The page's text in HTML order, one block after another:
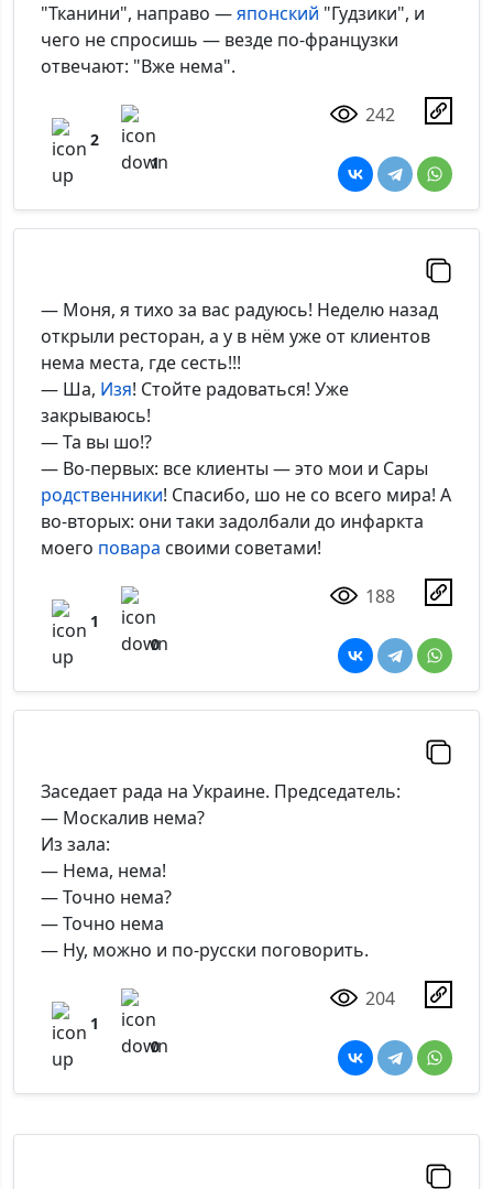
"Тканини", направо —японский "Гудзики", и
чего не спросишь — везде по-французки
отвечают: "Вже нема".
2
1
242
— Моня, я тихо за вас радуюсь! Неделю назад
открыли ресторан, а у в нём уже от клиентов
нема места, где сесть!!!
— Ша, Изя! Стойте радоваться! Уже
закрываюсь!
— Та вы шо!?
— Во-первых: все клиенты — это мои и Сары
родственники! Спасибо, шо не со всего мира! А
во-вторых: они таки задолбали до инфаркта
моего повара своими советами!
1
0
188
Заседает рада на Украине. Председатель:
— Москалив нема?
Из зала:
— Нема, нема!
— Точно нема?
— Точно нема
— Ну, можно и по-русски поговорить.
1
0
204